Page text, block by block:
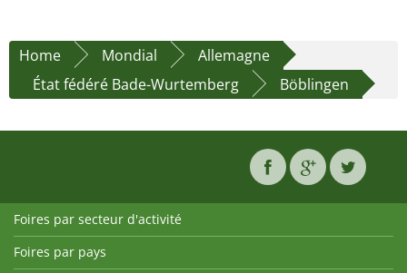
Home Mondial
Allemagne
État fédéré Bade-Wurtemberg
Böblingen
Foires par secteur d'activité
Foires par pays